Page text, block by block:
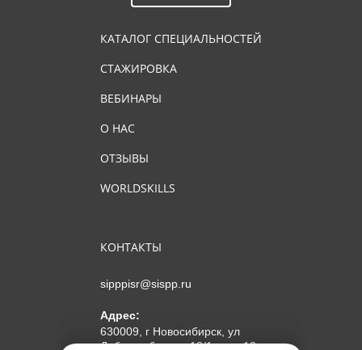
КАТАЛОГ СПЕЦИАЛЬНОСТЕЙ
СТАЖИРОВКА
ВЕБИНАРЫ
О НАС
ОТЗЫВЫ
WORLDSKILLS
КОНТАКТЫ
sipppisr@sispp.ru
Адрес:
630009, г Новосибирск, ул
Добролюбова, д 18/1, пом 12